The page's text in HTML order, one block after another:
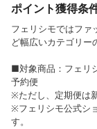
ポイント獲得条
フェリシモではファ
ど幅広いカテゴリー
■対象商品：フェリ
予約便
※ただし、定期便は
※フェリシモ公式シ
す。